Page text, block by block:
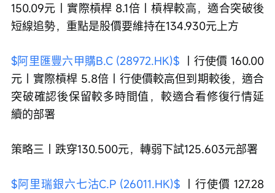
150.09元｜實際槓桿 8.1倍｜槓桿較高，適合突破後
短線追勢，重點是股價要維持在134.930元上方
$阿里匯豐六甲購B.C (28972.HK)$ ｜行使價 160.00
元｜實際槓桿 5.8倍｜行使價較高但到期較後，適合
突破確認後保留較多時間值，較適合看修復行情延
續的部署
策略三｜跌穿130.500元，轉弱下試125.603元部署
$阿里瑞銀六七沽C.P (26011.HK)$ ｜行使價 127.28